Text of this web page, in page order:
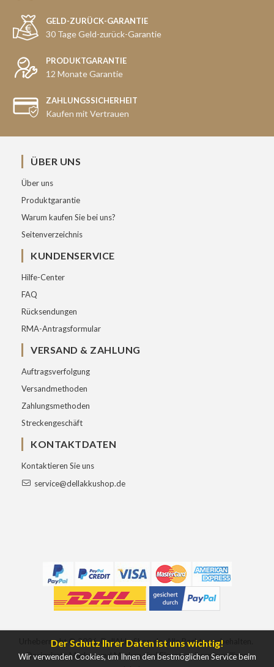
GELD-ZURÜCK-GARANTIE
30 Tage Geld-zurück-Garantie
PRODUKTGARANTIE
12 Monate Garantie
ZAHLUNGSSICHERHEIT
Kaufen mit Vertrauen
ÜBER UNS
Über uns
Produktgarantie
Warum kaufen Sie bei uns?
Seitenverzeichnis
KUNDENSERVICE
Hilfe-Center
FAQ
Rücksendungen
RMA-Antragsformular
VERSAND & ZAHLUNG
Auftragsverfolgung
Versandmethoden
Zahlungsmethoden
Streckengeschäft
KONTAKTDATEN
Kontaktieren Sie uns
service@dellakkushop.de
Urheberrecht ©2026 DellAkkuShop.deAlle Rechte vorbehalten.
Designierte Marken und Marken sind Eigentum ihrer jeweiligen
Der Schutz Ihrer Daten ist uns wichtig!
Wir verwenden Cookies, um Ihnen den bestmöglichen Service beim